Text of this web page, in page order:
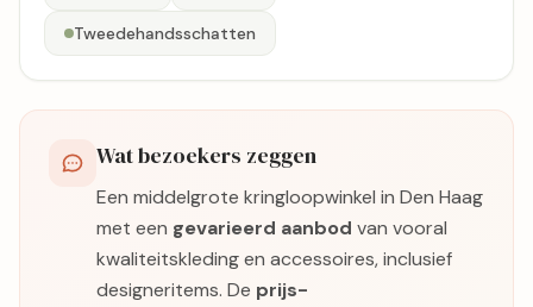
Tweedehandsschatten
Wat bezoekers zeggen
Een middelgrote kringloopwinkel in Den Haag
met een gevarieerd aanbod van vooral
kwaliteitskleding en accessoires, inclusief
designeritems. De prijs-